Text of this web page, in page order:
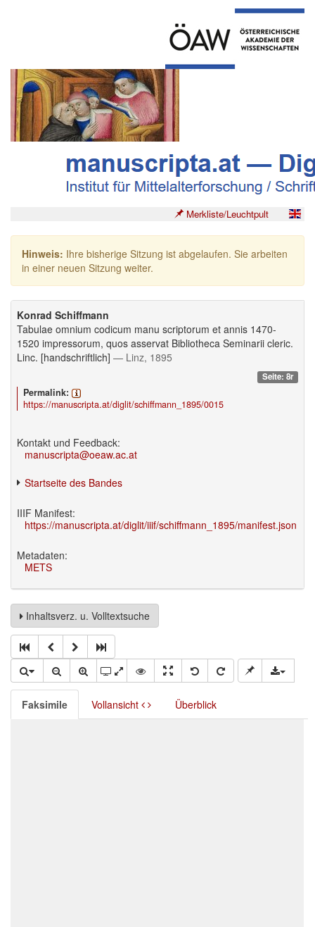
Merkliste/Leuchtpult
Hinweis: Ihre bisherige Sitzung ist abgelaufen. Sie arbeiten
in einer neuen Sitzung weiter.
Konrad Schiffmann
Tabulae omnium codicum manu scriptorum et annis 1470-
1520 impressorum, quos asservat Bibliotheca Seminarii cleric.
Linc. [handschriftlich] — Linz, 1895
Seite: 8r
Permalink:
https://manuscripta.at/diglit/schiffmann_1895/0015
Kontakt und Feedback:
manuscripta@oeaw.ac.at
Startseite des Bandes
IIIF Manifest:
https://manuscripta.at/diglit/iiif/schiffmann_1895/manifest.json
Metadaten:
METS
Inhaltsverz. u. Volltextsuche
Faksimile Vollansicht Überblick